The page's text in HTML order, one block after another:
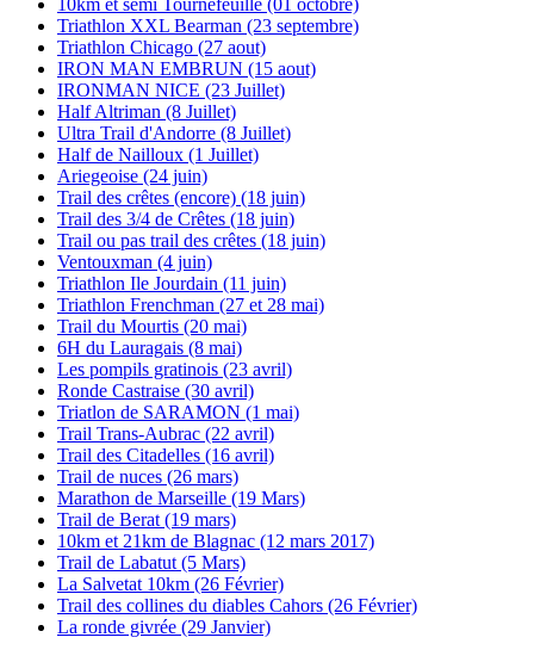
10km et semi Tournefeuille (01 octobre)
Triathlon XXL Bearman (23 septembre)
Triathlon Chicago (27 aout)
IRON MAN EMBRUN (15 aout)
IRONMAN NICE (23 Juillet)
Half Altriman (8 Juillet)
Ultra Trail d'Andorre (8 Juillet)
Half de Nailloux (1 Juillet)
Ariegeoise (24 juin)
Trail des crêtes (encore) (18 juin)
Trail des 3/4 de Crêtes (18 juin)
Trail ou pas trail des crêtes (18 juin)
Ventouxman (4 juin)
Triathlon Ile Jourdain (11 juin)
Triathlon Frenchman (27 et 28 mai)
Trail du Mourtis (20 mai)
6H du Lauragais (8 mai)
Les pompils gratinois (23 avril)
Ronde Castraise (30 avril)
Triatlon de SARAMON (1 mai)
Trail Trans-Aubrac (22 avril)
Trail des Citadelles (16 avril)
Trail de nuces (26 mars)
Marathon de Marseille (19 Mars)
Trail de Berat (19 mars)
10km et 21km de Blagnac (12 mars 2017)
Trail de Labatut (5 Mars)
La Salvetat 10km (26 Février)
Trail des collines du diables Cahors (26 Février)
La ronde givrée (29 Janvier)